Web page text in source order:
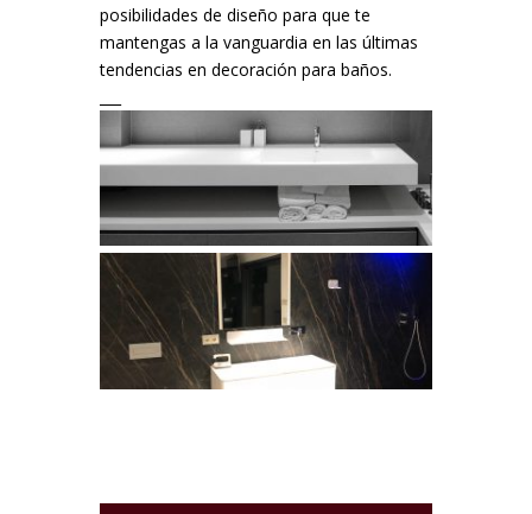
posibilidades de diseño para que te
mantengas a la vanguardia en las últimas
tendencias en decoración para baños.